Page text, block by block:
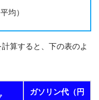
均）
算すると、下の表のよ
ガソリン代（円